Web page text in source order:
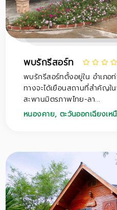
พบรักรีสอร์ท
พบรักรีสอร์ทตั้งอยู่ใน อำเภอ
ทางจะได้เยือนสถานที่สำคัญใ
สะพานมิตรภาพไทย-ลา...
หนองคาย, ตะวันออกเฉียงเห